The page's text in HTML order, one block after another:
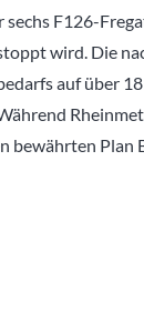
sechs F126-
wird. Die
auf über 18
bewährten Plan